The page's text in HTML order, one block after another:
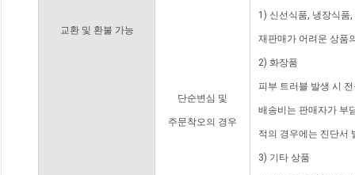
교환 및 환불 가능
단순변심 및
주문착오의 경우
1) 신선식품, 냉장식품
재판매가 어려운 상품
2) 화장품
피부 트러블 발생 시
배송비는 판매자가 부
적의 경우에는 진단서
3) 기타 상품